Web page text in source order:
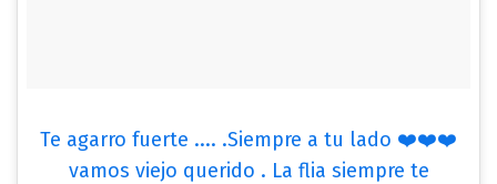
Te agarro fuerte .... .Siempre a tu lado ❤️❤️❤️
vamos viejo querido . La flia siempre te